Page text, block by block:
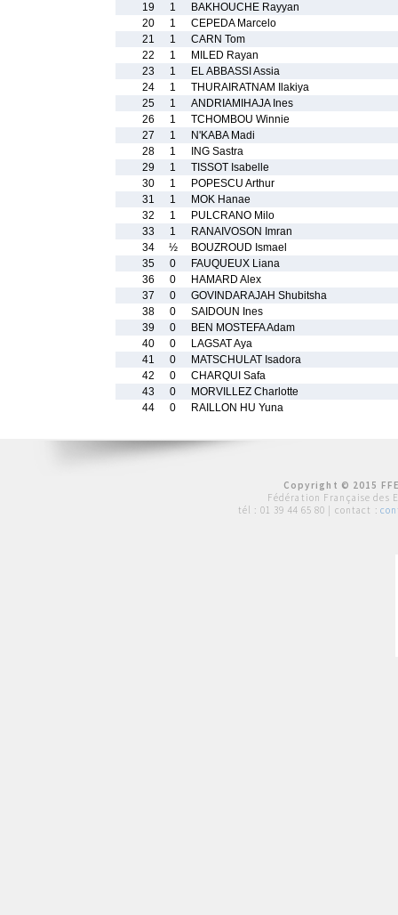
19
1
BAKHOUCHE Rayyan
20
1
CEPEDA Marcelo
21
1
CARN Tom
22
1
MILED Rayan
23
1
EL ABBASSI Assia
24
1
THURAIRATNAM Ilakiya
25
1
ANDRIAMIHAJA Ines
26
1
TCHOMBOU Winnie
27
1
N'KABA Madi
28
1
ING Sastra
29
1
TISSOT Isabelle
30
1
POPESCU Arthur
31
1
MOK Hanae
32
1
PULCRANO Milo
33
1
RANAIVOSON Imran
34
½
BOUZROUD Ismael
35
0
FAUQUEUX Liana
36
0
HAMARD Alex
37
0
GOVINDARAJAH Shubitsha
38
0
SAIDOUN Ines
39
0
BEN MOSTEFA Adam
40
0
LAGSAT Aya
41
0
MATSCHULAT Isadora
42
0
CHARQUI Safa
43
0
MORVILLEZ Charlotte
44
0 RAILLON HU Yuna
Copyright © 2015
Fédération Française des
tél : 01 39 44 65 80 | contact :